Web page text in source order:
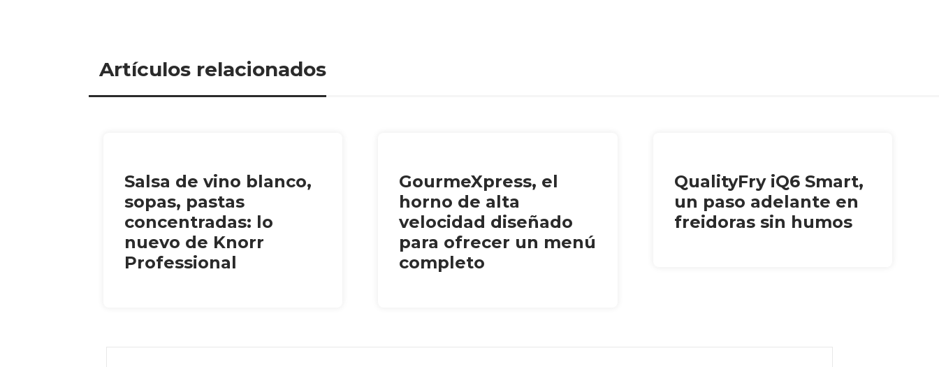
Artículos relacionados
Salsa de vino blanco,
sopas, pastas
concentradas: lo
nuevo de Knorr
Professional
GourmeXpress, el
horno de alta
velocidad diseñado
para ofrecer un menú
completo
QualityFry iQ6 Smart,
un paso adelante en
freidoras sin humos